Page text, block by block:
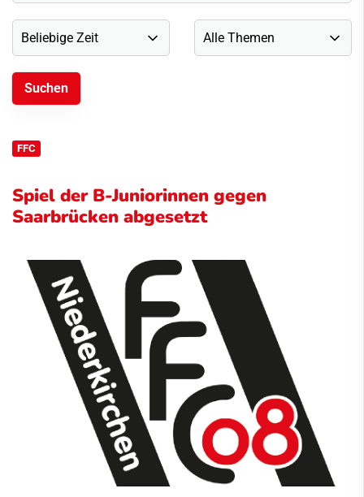
FFC
Spiel der B-Juniorinnen gegen
Saarbrücken abgesetzt